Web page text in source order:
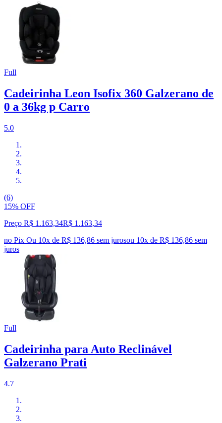
Full
Cadeirinha Leon Isofix 360 Galzerano de
0 a 36kg p Carro
5.0
(6)
15% OFF
Preço R$ 1.163,34R$ 1.163,34
no Pix Ou 10x de R$ 136,86 sem jurosou 10x de R$ 136,86 sem
juros
Full
Cadeirinha para Auto Reclinável
Galzerano Prati
4.7